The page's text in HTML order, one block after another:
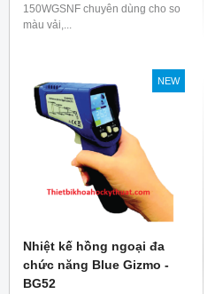
150WGSNF chuyên dùng cho so
màu vải,...
NEW
Nhiệt kế hồng ngoại đa
chức năng Blue Gizmo -
BG52